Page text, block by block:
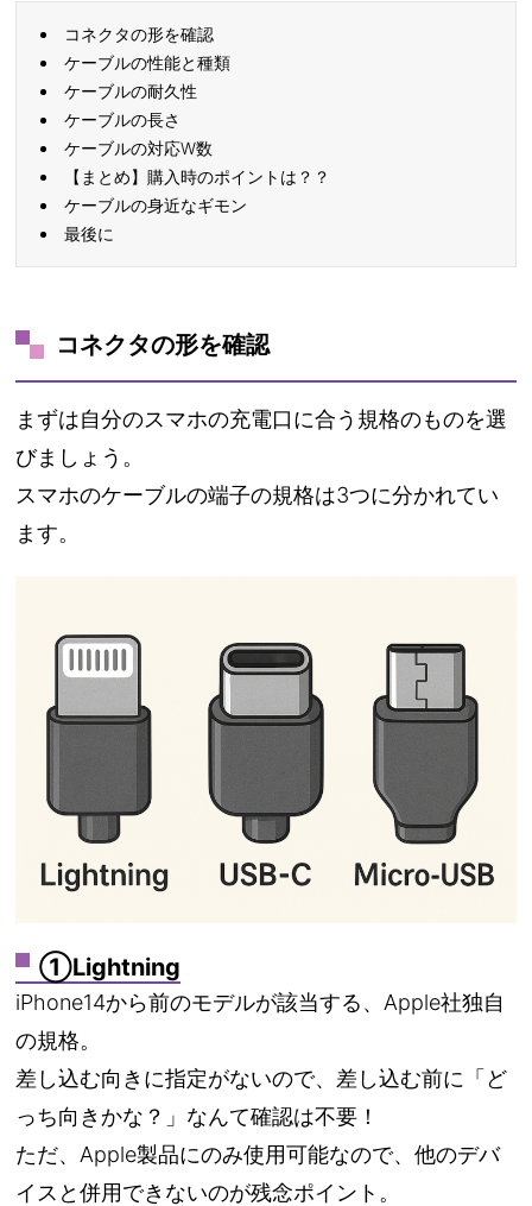
コネクタの形を確認
ケーブルの性能と種類
ケーブルの耐久性
ケーブルの長さ
ケーブルの対応W数
【まとめ】購入時のポイントは？？
ケーブルの身近なギモン
最後に
コネクタの形を確認
まずは自分のスマホの充電口に合う規格のものを選
びましょう。
スマホのケーブルの端子の規格は3つに分かれてい
ます。
①Lightning
iPhone14から前のモデルが該当する、Apple社独自
の規格。
差し込む向きに指定がないので、差し込む前に「ど
っち向きかな？」なんて確認は不要！
ただ、Apple製品にのみ使用可能なので、他のデバ
イスと併用できないのが残念ポイント。